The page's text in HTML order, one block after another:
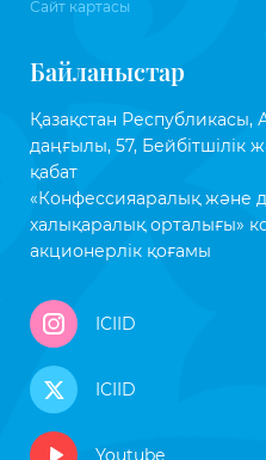
Сайт картасы
Байланыстар
Қазақстан Республикасы,
даңғылы, 57, Бейбітшілік
қабат
«Конфессияаралық және
халықаралық орталығы»
акционерлік қоғамы
ICIID
ICIID
Youtube